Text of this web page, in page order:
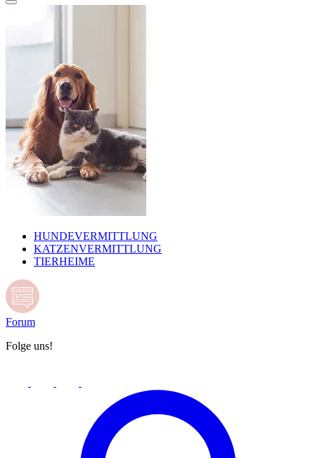
HUNDEVERMITTLUNG
KATZENVERMITTLUNG
TIERHEIME
Forum
Folge uns!